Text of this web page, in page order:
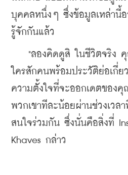
บุคคลหนึ่งๆ ซึ่งข้อมูลเหล่านี้อ
รู้จักกันแล้ว
"ลองคิดดูสิ ในชีวิตจริง คุณ
ใครสักคนพร้อมประวัติย่อเกี่
ความตั้งใจที่จะออกเดตของ
พวกเขาทีละน้อยผ่านช่วงเวล
สนใจร่วมกัน ซึ่งนั่นคือสิ่งที่
Khaves กล่าว